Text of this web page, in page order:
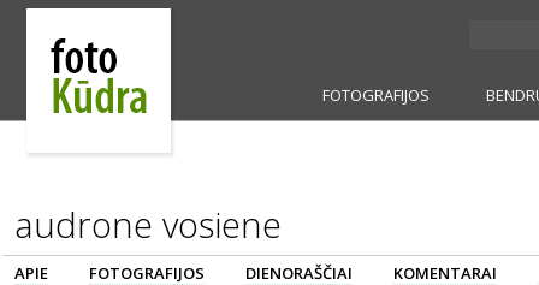
FOTOGRAFIJOS
audrone vosiene
APIE FOTOGRAFIJOS DIENORAŠČIAI KOMENTARAI